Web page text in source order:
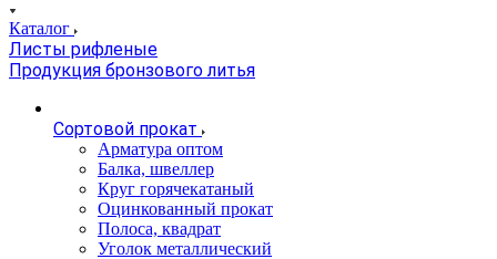
Каталог
Листы рифленые
Продукция бронзового литья
Сортовой прокат
Арматура оптом
Балка, швеллер
Круг горячекатаный
Оцинкованный прокат
Полоса, квадрат
Уголок металлический